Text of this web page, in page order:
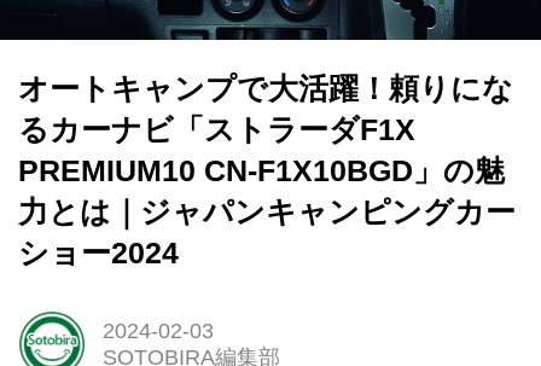
オートキャンプで大活躍！頼りにな
るカーナビ「ストラーダF1X
PREMIUM10 CN-F1X10BGD」の魅
力とは｜ジャパンキャンピングカー
ショー2024
2024-02-03
SOTOBIRA編集部